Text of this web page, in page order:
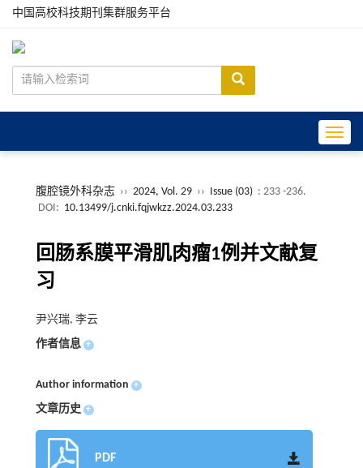
中国高校科技期刊集群服务平台
腹腔镜外科杂志 ›› 2024, Vol. 29 ›› Issue (03) : 233 -236.
DOI: 10.13499/j.cnki.fqjwkzz.2024.03.233
回肠系膜平滑肌肉瘤1例并文献复
习
尹兴瑞, 李云
作者信息 +
Author information +
文章历史 +
PDF